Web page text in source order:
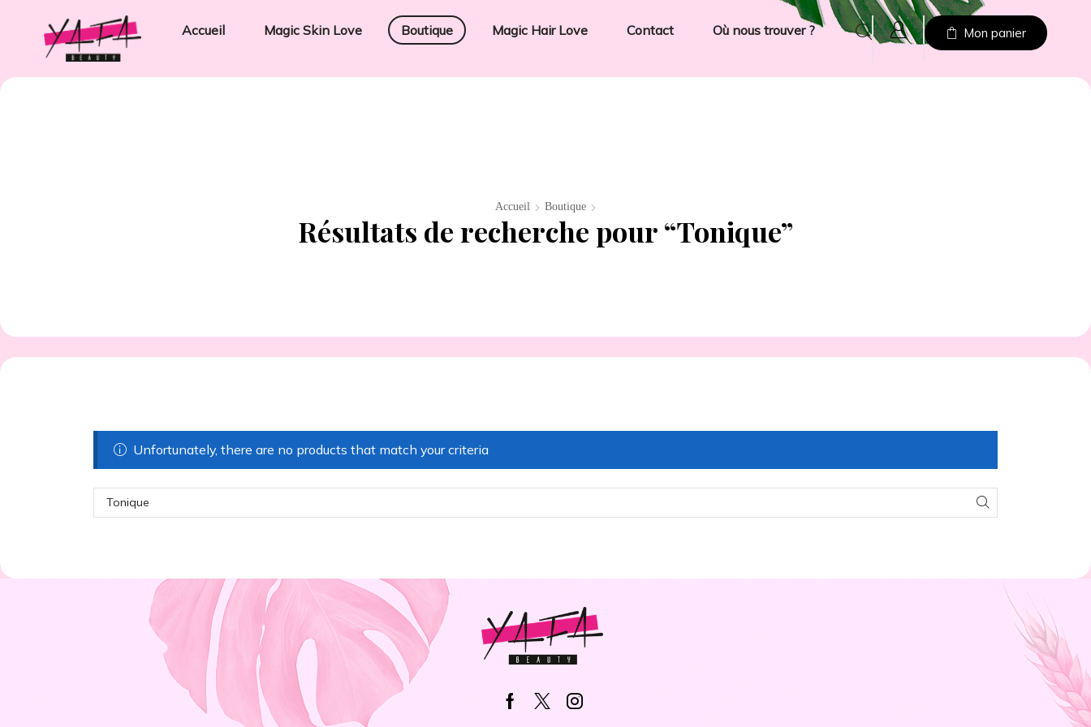
Accueil Magic Skin Love Boutique Magic Hair Love Contact Où nous trouver ? Mon panier
Accueil Boutique
Résultats de recherche pour “Tonique”
Unfortunately, there are no products that match your criteria